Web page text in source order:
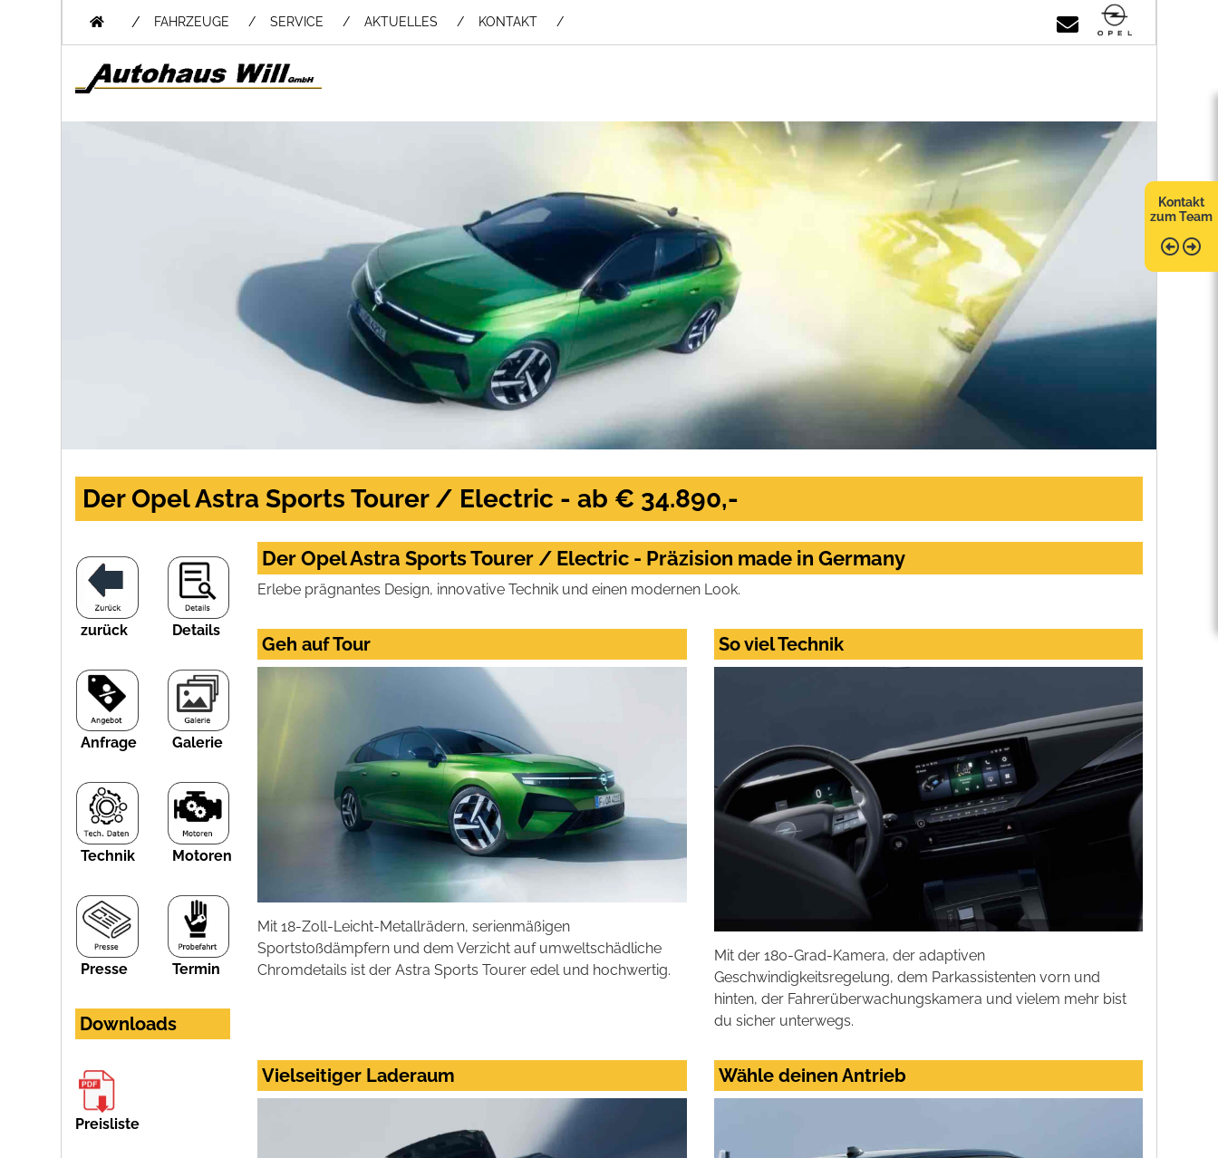
/ FAHRZEUGE SERVICE AKTUELLES KONTAKT
Kontakt
zum Team
Der Opel Astra Sports Tourer / Electric - ab € 34.890,-
zurück Details
Anfrage Galerie
Technik Motoren
Presse Termin
Downloads
Preisliste
Der Opel Astra Sports Tourer / Electric - Präzision made in Germany
Erlebe prägnantes Design, innovative Technik und einen modernen Look.
Geh auf Tour
Mit 18-Zoll-Leicht-Metallrädern, serienmäßigen
Sportstoßdämpfern und dem Verzicht auf umweltschädliche
Chromdetails ist der Astra Sports Tourer edel und hochwertig.
So viel Technik
Mit der 180-Grad-Kamera, der adaptiven
Geschwindigkeitsregelung, dem Parkassistenten vorn und
hinten, der Fahrerüberwachungskamera und vielem mehr bist
du sicher unterwegs.
Vielseitiger Laderaum Wähle deinen Antrieb